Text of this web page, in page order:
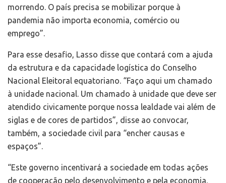
morrendo. O país precisa se mobilizar porque à
pandemia não importa economia, comércio ou
emprego”.
Para esse desafio, Lasso disse que contará com a ajuda
da estrutura e da capacidade logística do Conselho
Nacional Eleitoral equatoriano. “Faço aqui um chamado
à unidade nacional. Um chamado à unidade que deve ser
atendido civicamente porque nossa lealdade vai além de
siglas e de cores de partidos”, disse ao convocar,
também, a sociedade civil para “encher causas e
espaços”.
“Este governo incentivará a sociedade em todas ações
de cooperação pelo desenvolvimento e pela economia.